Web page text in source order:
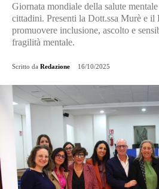
Giornata mondiale della salute
cittadini. Presenti la Dott.ssa Murè e
promuovere inclusione, ascolto e
fragilità mentale.
Scritto da Redazione 16/10/2025